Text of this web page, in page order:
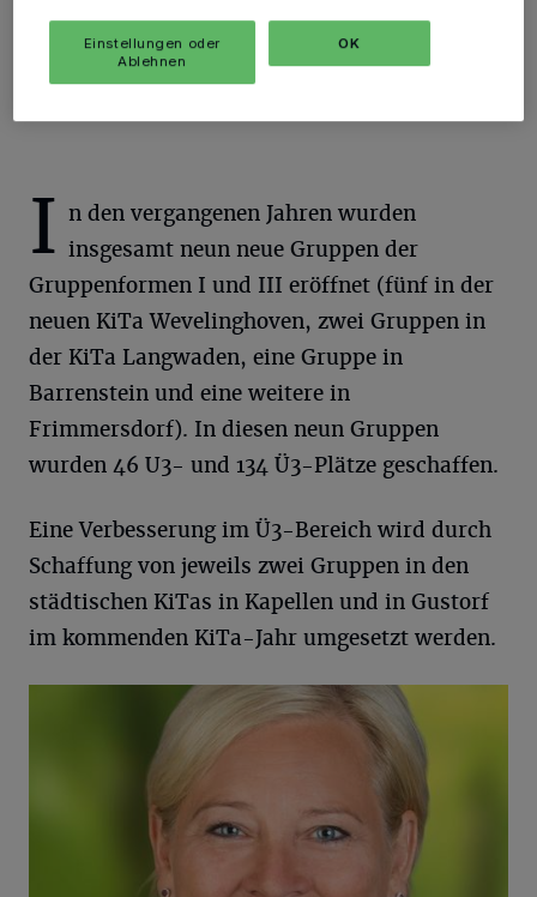
I n den vergangenen Jahren wurden
insgesamt neun neue Gruppen der
Gruppenformen I und III eröffnet (fünf in der
neuen KiTa Wevelinghoven, zwei Gruppen in
der KiTa Langwaden, eine Gruppe in
Barrenstein und eine weitere in
Frimmersdorf). In diesen neun Gruppen
wurden 46 U3- und 134 Ü3-Plätze geschaffen.
Eine Verbesserung im Ü3-Bereich wird durch
Schaffung von jeweils zwei Gruppen in den
städtischen KiTas in Kapellen und in Gustorf
im kommenden KiTa-Jahr umgesetzt werden.
Einstellungen oder
Ablehnen
OK